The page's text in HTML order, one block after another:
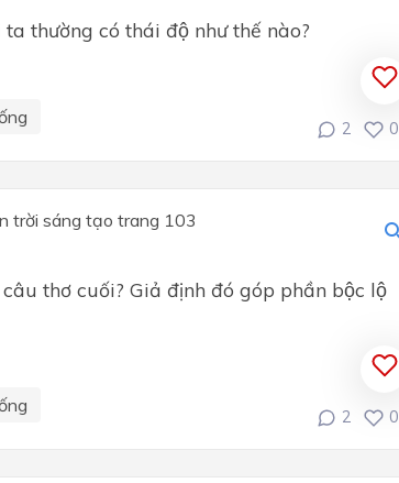
thường có thái độ như thế nào?
2 0
trời sáng tạo trang 103
thơ cuối? Giả định đó góp phần bộc lộ
2 0